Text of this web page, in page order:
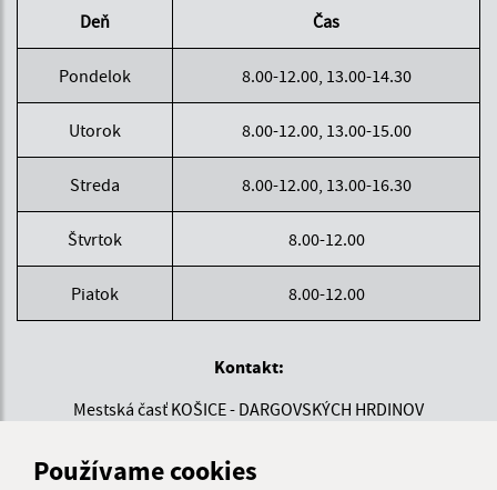
Používame cookies
Deň Čas
Pondelok 8.00-12.00, 13.00-14.30
Utorok 8.00-12.00, 13.00-15.00
Streda 8.00-12.00, 13.00-16.30
Štvrtok 8.00-12.00
Piatok 8.00-12.00
Kontakt:
Mestská časť KOŠICE - DARGOVSKÝCH HRDINOV
040 22 Košice